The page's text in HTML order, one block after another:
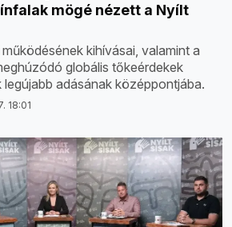
mögé nézett a Nyílt
kihívásai, valamint a
globális tőkeérdekek
legújabb adásának középpontjába.
18:01